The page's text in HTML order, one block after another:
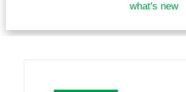
what's new